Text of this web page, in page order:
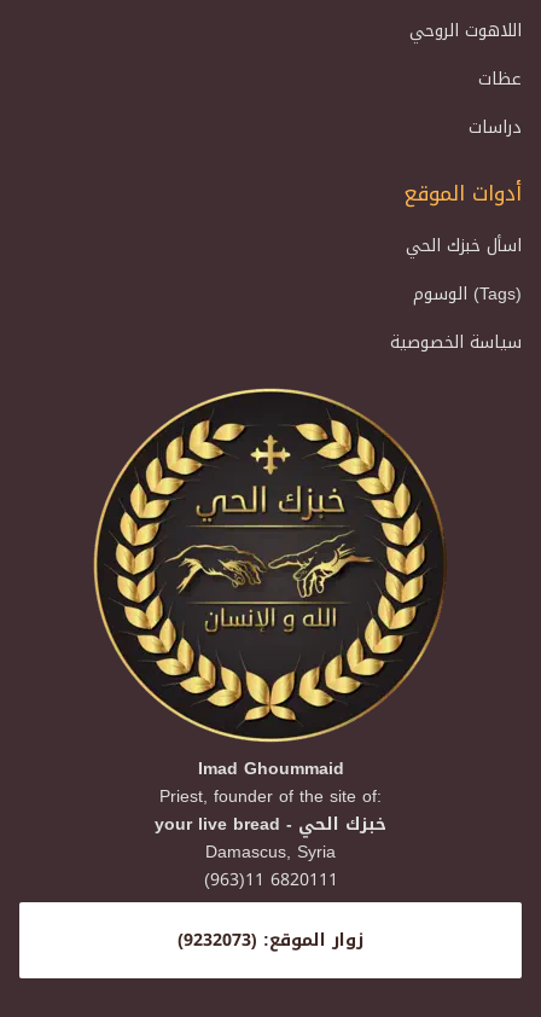
اللاهوت الروحي
عظات
دراسات
أدوات الموقع
اسأل خبزك الحي
الوسوم (Tags)
سياسة الخصوصية
Imad Ghoummaid
Priest, founder of the site of:
your live bread - خبزك الحي
Damascus, Syria
(963)11 6820111
زوار الموقع: (9232073)